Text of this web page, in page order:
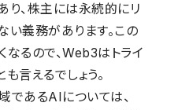
り、株主には永続的にリ
い義務があります。この
なるので、Web3はトライ
言えるでしょう。
であるAIについては、